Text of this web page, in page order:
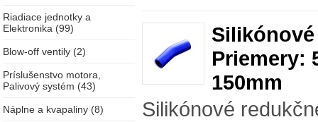
Riadiace jednotky a
Elektronika (99)
Blow-off ventily (2)
Príslušenstvo motora,
Palivový systém (43)
Náplne a kvapaliny (8)
Priemery:
150mm
Silikónové